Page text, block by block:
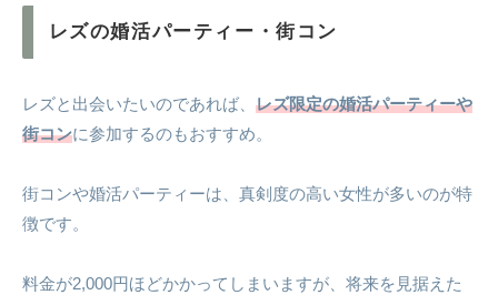
レズの婚活パーティー・街コン
レズと出会いたいのであれば、 レズ限定の婚活パーティーや
街コンに参加するのもおすすめ。
街コンや婚活パーティーは、真剣度の高い女性が多いのが特
徴です。
料金が2,000円ほどかかってしまいますが、将来を見据えた